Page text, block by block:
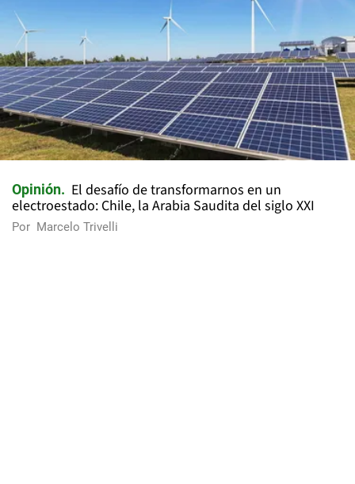
Opinión
El desafío de transformarnos en un
electroestado: Chile, la Arabia Saudita del siglo XXI
Por Marcelo Trivelli